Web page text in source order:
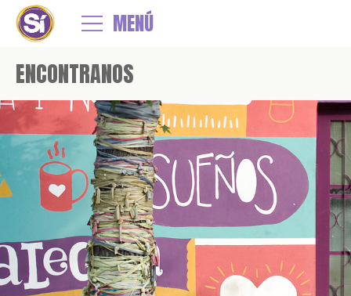
MENÚ
ENCONTRANOS